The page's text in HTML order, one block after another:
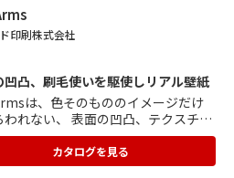
んな「アートスタジオこくら」に所
々のアートが、個性豊かな壁紙に
た。 イラストレーター「ネコタ リ
のコレクション。
印刷株式会社
凹凸、刷毛使いを駆使しリアル壁紙
は、色そのもののイメージだけ
われない、 表面の凹凸、テクスチャ
沢、繊細で日本的な色への感覚を 大
、自在な刷毛使いと塗装技術で、リ
ィを感じる 質感を描いたマテリアル
カタログを見る